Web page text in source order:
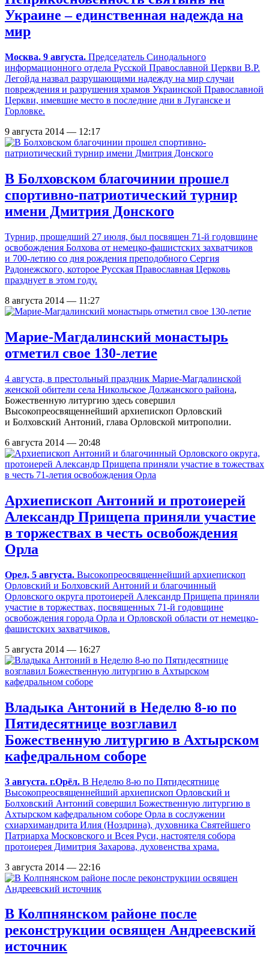
Украине – единственная надежда на
мир
Москва. 9 августа. Председатель Синодального
информационного отдела Русской Православной Церкви В.Р.
Легойда назвал разрушающими надежду на мир случаи
повреждения и разрушения храмов Украинской Православной
Церкви, имевшие место в последние дни в Луганске и
Горловке.
9 августа 2014 — 12:17
В Болховском благочинии прошел
cпортивно-патриотический турнир
имени Дмитрия Донского
Турнир, прошедший 27 июля, был посвящен 71-й годовщине
освобождения Болхова от немецко-фашистских захватчиков
и 700-летию со дня рождения преподобного Сергия
Радонежского, которое Русская Православная Церковь
празднует в этом году.
8 августа 2014 — 11:27
Марие-Магдалинский монастырь
отметил свое 130-летие
4 августа, в престольный праздник Марие-Магдалинской
женской обители села Никольское Должанского района,
Божественную литургию здесь совершил
Высокопреосвященнейший архиепископ Орловский
и Болховский Антоний, глава Орловской митрополии.
6 августа 2014 — 20:48
Архиепископ Антоний и протоиерей
Александр Прищепа приняли участие
в торжествах в честь освобождения
Орла
Орел, 5 августа. Высокопреосвященнейший архиепископ
Орловский и Болховский Антоний и благочинный
Орловского округа протоиерей Александр Прищепа приняли
участие в торжествах, посвященных 71-й годовщине
освобождения города Орла и Орловской области от немецко-
фашистских захватчиков.
5 августа 2014 — 16:27
Владыка Антоний в Неделю 8-ю по
Пятидесятнице возглавил
Божественную литургию в Ахтырском
кафедральном соборе
3 августа. г.Орёл. В Неделю 8-ю по Пятидесятнице
Высокопреосвященнейший архиепископ Орловский и
Болховский Антоний совершил Божественную литургию в
Ахтырском кафедральном соборе Орла в сослужении
схиархимандрита Илия (Ноздрина), духовника Святейшего
Патриарха Московского и Всея Руси, настоятеля собора
протоиерея Димитрия Захарова, духовенства храма.
3 августа 2014 — 22:16
В Колпнянском районе после
реконструкции освящен Андреевский
источник